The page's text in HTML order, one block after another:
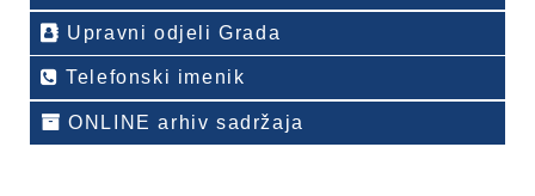
Upravni odjeli Grada
Telefonski imenik
ONLINE arhiv sadržaja